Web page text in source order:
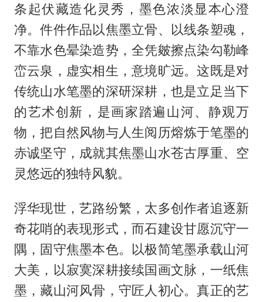
条起伏藏造化灵秀，墨色浓淡显本心澄
净。件件作品以焦墨立骨、以线条塑魂，
不靠水色晕染造势，全凭皴擦点染勾勒峰
峦云泉，虚实相生，意境旷远。这既是对
传统山水笔墨的深研深耕，也是立足当下
的艺术创新，是画家踏遍山河、静观万
物，把自然风物与人生阅历熔炼于笔墨的
赤诚坚守，成就其焦墨山水苍古厚重、空
灵悠远的独特风貌。
浮华现世，艺路纷繁，太多创作者追逐新
奇花哨的表现形式，而石建设甘愿沉守一
隅，固守焦墨本色。以极简笔墨承载山河
大美，以寂寞深耕接续国画文脉，一纸焦
墨，藏山河风骨，守匠人初心。真正的艺